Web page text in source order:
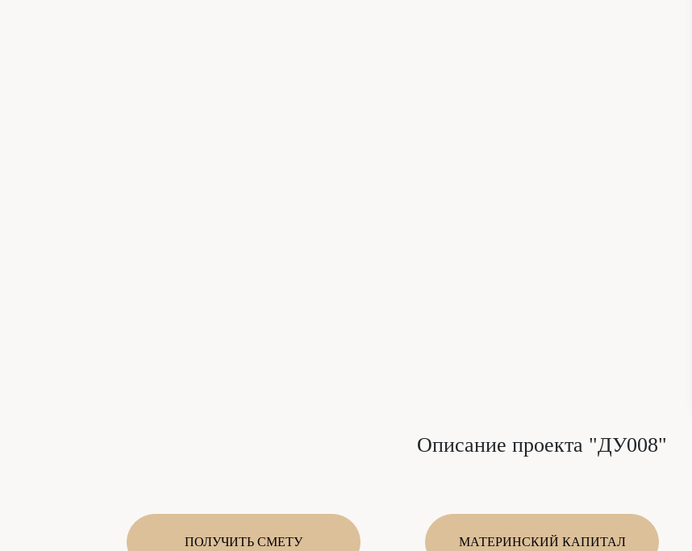
Описание проекта "ДУ008"
ПОЛУЧИТЬ СМЕТУ МАТЕРИНСКИЙ КАПИТАЛ